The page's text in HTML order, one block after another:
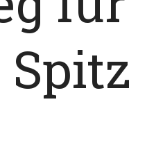
Spitz